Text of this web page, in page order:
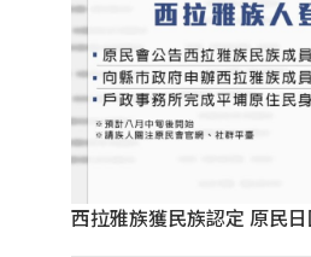
西拉雅族獲民族認定 原民